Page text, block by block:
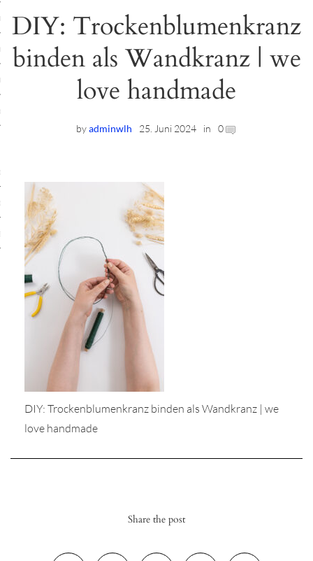
Workshops
Location
Workshops
DIY: Trockenblumenkranz
binden als Wandkranz | we
love handmade
byadminwlh 25. Juni 2024 in 0
DIY: Trockenblumenkranz binden als Wandkranz | we
love handmade
Share the post